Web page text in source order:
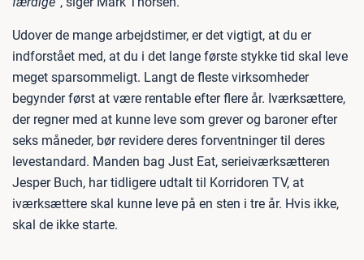
Udover de mange arbejdstimer, er det vigtigt, at du er
indforstået med, at du i det lange første stykke tid skal leve
meget sparsommeligt. Langt de fleste virksomheder
begynder først at være rentable efter flere år. Iværksættere,
der regner med at kunne leve som grever og baroner efter
seks måneder, bør revidere deres forventninger til deres
levestandard. Manden bag Just Eat, serieiværksætteren
Jesper Buch, har tidligere udtalt til Korridoren TV, at
iværksættere skal kunne leve på en sten i tre år. Hvis ikke,
skal de ikke starte.